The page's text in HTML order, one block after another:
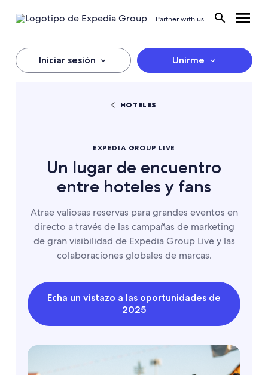
Partner with us
Iniciar sesión Unirme
HOTELES
EXPEDIA GROUP LIVE
Un lugar de encuentro
entre hoteles y fans
Atrae valiosas reservas para grandes eventos en
directo a través de las campañas de marketing
de gran visibilidad de Expedia Group Live y las
colaboraciones globales de marcas.
Echa un vistazo a las oportunidades de
2025